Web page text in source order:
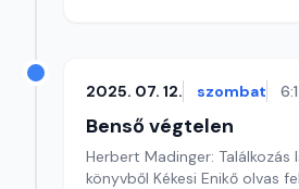
2025. 07. 12. szombat
Benső végtelen
Herbert Madinger: Találkozás
könyvből Kékesi Enikő olvas